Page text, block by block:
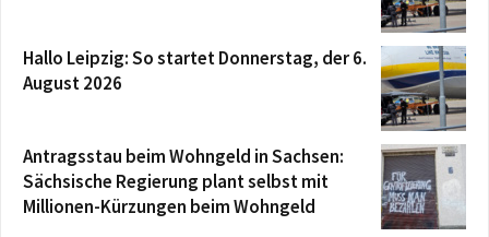
Hallo Leipzig: So startet Donnerstag, der 6.
August 2026
Antragsstau beim Wohngeld in Sachsen:
Sächsische Regierung plant selbst mit
Millionen-Kürzungen beim Wohngeld